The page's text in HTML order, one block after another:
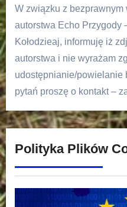
W związku z
autorstwa Echo Przygody
Kołodzieaj, informuję iż
autorstwa i nie wyrażam
udostępnianie/powielanie
pytań proszę o kontakt –
Polityka Plików